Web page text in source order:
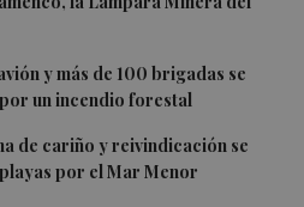
y más de 100 brigadas se
un incendio forestal
de cariño y reivindicación se
por el Mar Menor